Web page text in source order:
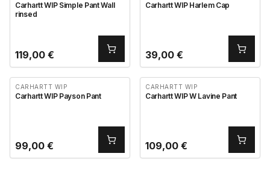
Carhartt WIP Simple Pant Wall
rinsed
119,00 €
Carhartt WIP Harlem Cap
39,00 €
CARHARTT WIP
Carhartt WIP Payson Pant
99,00 €
CARHARTT WIP
Carhartt WIP W Lavine Pant
109,00 €